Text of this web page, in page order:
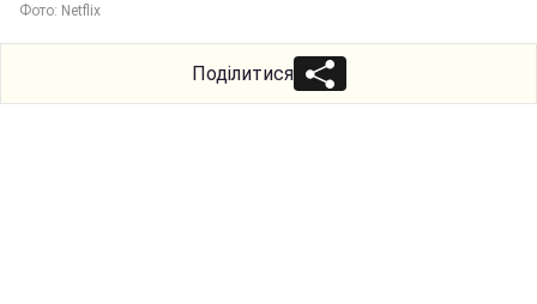
Фото: Netflix
Поділитися